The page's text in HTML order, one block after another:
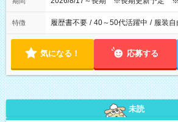
特徴 履歴書不要 / 40～50代活躍中 / 服装自
気になる！ 応募する
未読